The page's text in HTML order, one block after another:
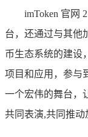
imToken 官网
台，还通过与其他
币生态系统的建设
项目和应用，参与
一个宏伟的舞台，
共同表演,共同推动